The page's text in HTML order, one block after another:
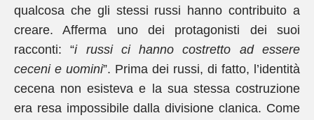
qualcosa che gli stessi russi hanno contribuito a
creare. Afferma uno dei protagonisti dei suoi
racconti: “i russi ci hanno costretto ad essere
ceceni e uomini”. Prima dei russi, di fatto, l’identità
cecena non esisteva e la sua stessa costruzione
era resa impossibile dalla divisione clanica. Come